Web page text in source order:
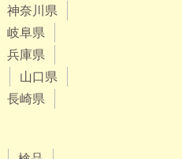
神奈川県
岐阜県
兵庫県
山口県
長崎県